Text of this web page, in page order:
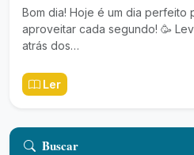
Bom dia! Hoje é um dia perfeito
aproveitar cada segundo! 🥳
atrás dos…
Ler
Buscar